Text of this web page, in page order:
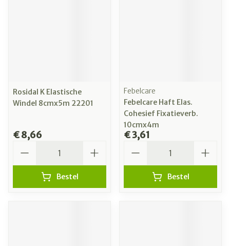
Rosidal K Elastische
Windel 8cmx5m 22201
€ 8,66
Bestel
Febelcare
Febelcare Haft Elas.
Cohesief Fixatieverb.
10cmx4m
€ 3,61
Bestel